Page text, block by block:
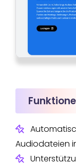
Audiodateien